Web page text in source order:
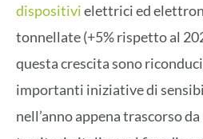
dispositivielettrici ed
tonnellate (+5% rispetto al
questa crescita sono
importanti iniziative di
nell’anno appena trascorso